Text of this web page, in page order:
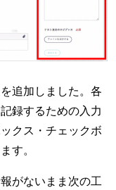
追加しました。各
録するための入力
クス・チェックボ
す。
がないまま次の工